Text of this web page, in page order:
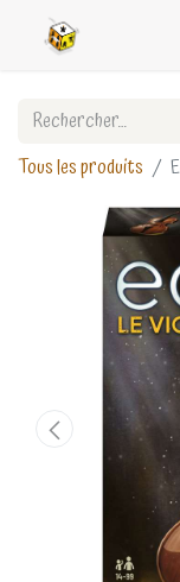
Tous les produits